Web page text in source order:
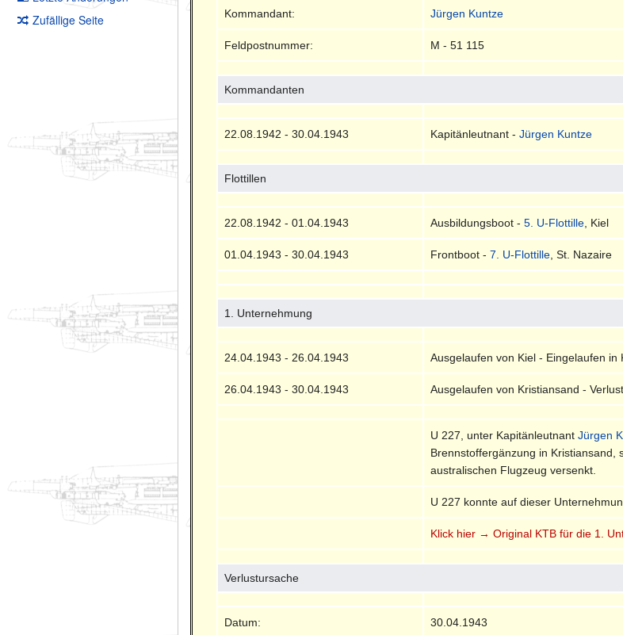
Zufällige Seite
Kommandant: Jürgen Kuntze
Feldpostnummer: M - 51 115
Kommandanten
22.08.1942 - 30.04.1943 Kapitänleutnant -Jürgen Kuntze
Flottillen
22.08.1942 - 01.04.1943 Ausbildungsboot -5. U-Flottille , Kiel
01.04.1943 - 30.04.1943 Frontboot -7. U-Flottille , St. Nazaire
1. Unternehmung
24.04.1943 - 26.04.1943 Ausgelaufen von Kiel - Eingelaufen in
26.04.1943 - 30.04.1943 Ausgelaufen von Kristiansand -
U 227, unter KapitänleutnantJürgen
Brennstoffergänzung in Kristiansand,
australischen Flugzeug versenkt.
U 227 konnte auf dieser
Klick hier → Original KTB für die 1.
Verlustursache
Datum: 30.04.1943